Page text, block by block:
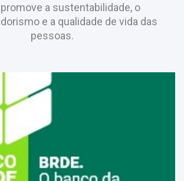
promove a sustentabilidade, o
e a qualidade de vida das
pessoas.